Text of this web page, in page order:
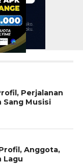
Perjalanan
Sang Musisi
Anggota,
Lagu